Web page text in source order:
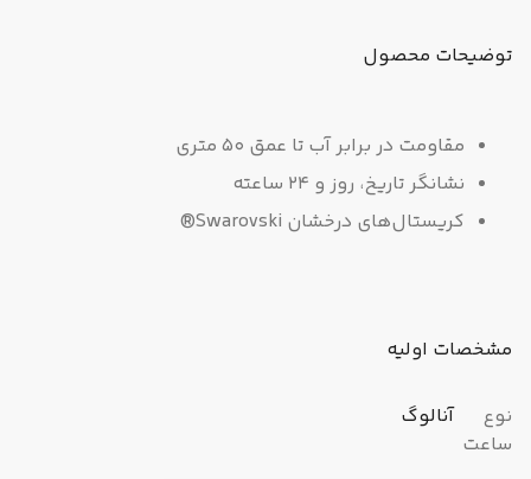
توضیحات محصول
مقاومت در برابر آب تا عمق 50 متری
نشانگر تاریخ، روز و 24 ساعته
کریستال‌های درخشان Swarovski®
این قطعه با ارزش را می‌توان با برچسب
Swarovski®» شناخت که به عنوان گواهی
مشخصات اولیه
نوع
ساعت
آنالوگ